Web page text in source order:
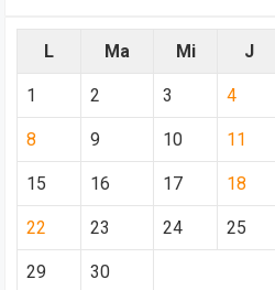
L Ma Mi J
1 2 3 4
8 9 10 11
15 16 17 18
22 23 24 25
29 30